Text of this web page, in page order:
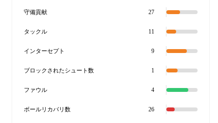
守備貢献 27
タックル 11
インターセプト 9
ブロックされたシュート数 1
ファウル 4
ボールリカバリ数 26